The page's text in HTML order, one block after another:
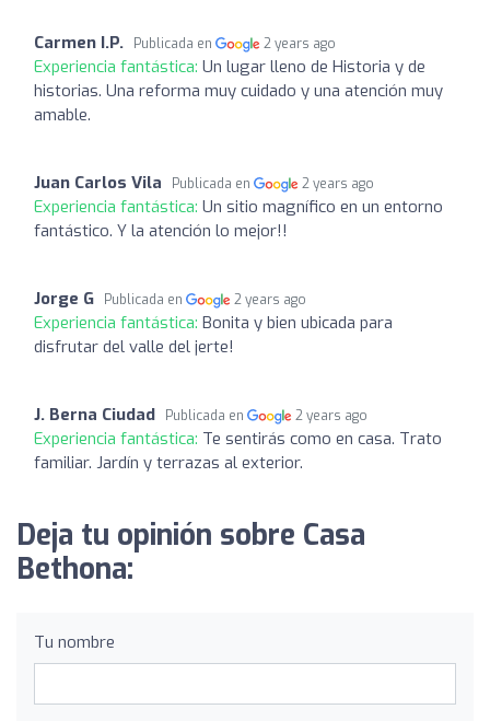
Carmen I.P. Publicada en 2 years ago
Experiencia fantástica: Un lugar lleno de Historia y de
historias. Una reforma muy cuidado y una atención muy
amable.
Juan Carlos Vila Publicada en 2 years ago
Experiencia fantástica: Un sitio magnífico en un entorno
fantástico. Y la atención lo mejor!!
Jorge G Publicada en 2 years ago
Experiencia fantástica: Bonita y bien ubicada para
disfrutar del valle del jerte!
J. Berna Ciudad Publicada en 2 years ago
Experiencia fantástica: Te sentirás como en casa. Trato
familiar. Jardín y terrazas al exterior.
Deja tu opinión sobre Casa
Bethona:
Tu nombre